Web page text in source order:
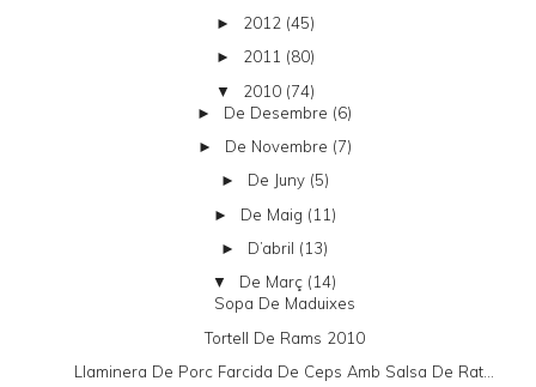
► 2012 (45)
► 2011 (80)
▼ 2010 (74)
► De Desembre (6)
► De Novembre (7)
► De Juny (5)
► De Maig (11)
► D’abril (13)
▼ De Març (14)
Sopa De Maduixes
Tortell De Rams 2010
Llaminera De Porc Farcida De Ceps Amb Salsa De Rat...